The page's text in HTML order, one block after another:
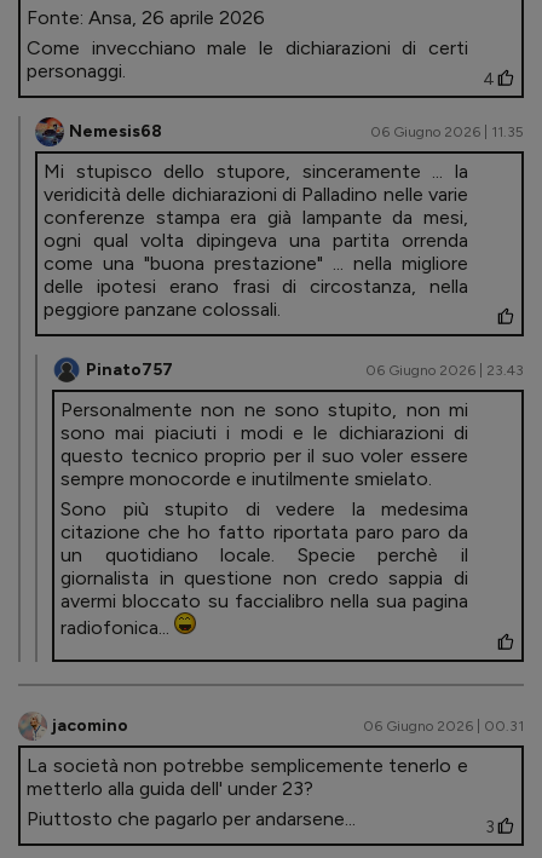
Fonte: Ansa, 26 aprile 2026
Come invecchiano male le dichiarazioni di certi
personaggi.
4
Nemesis68 06 Giugno 2026 | 11.35
Mi stupisco dello stupore, sinceramente ... la
veridicità delle dichiarazioni di Palladino nelle varie
conferenze stampa era già lampante da mesi,
ogni qual volta dipingeva una partita orrenda
come una "buona prestazione" ... nella migliore
delle ipotesi erano frasi di circostanza, nella
peggiore panzane colossali.
Pinato757 06 Giugno 2026 | 23.43
Personalmente non ne sono stupito, non mi
sono mai piaciuti i modi e le dichiarazioni di
questo tecnico proprio per il suo voler essere
sempre monocorde e inutilmente smielato.
Sono più stupito di vedere la medesima
citazione che ho fatto riportata paro paro da
un quotidiano locale. Specie perchè il
giornalista in questione non credo sappia di
avermi bloccato su faccialibro nella sua pagina
radiofonica...
jacomino 06 Giugno 2026 | 00.31
La società non potrebbe semplicemente tenerlo e
metterlo alla guida dell' under 23?
Piuttosto che pagarlo per andarsene...
3